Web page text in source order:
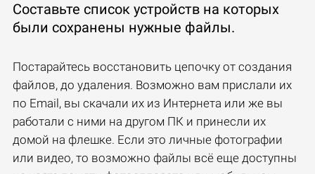
Составьте список устройств на которых
были сохранены нужные файлы.
Постарайтесь восстановить цепочку от создания
файлов, до удаления. Возможно вам прислали их
по Email, вы скачали их из Интернета или же вы
работали с ними на другом ПК и принесли их
домой на флешке. Если это личные фотографии
или видео, то возможно файлы всё еще доступны